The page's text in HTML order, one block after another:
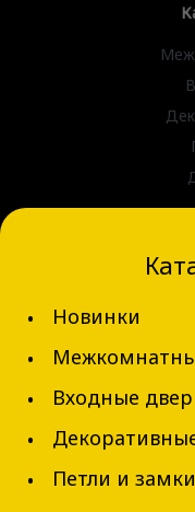
г.
Новинки
Входные
Петли и замки